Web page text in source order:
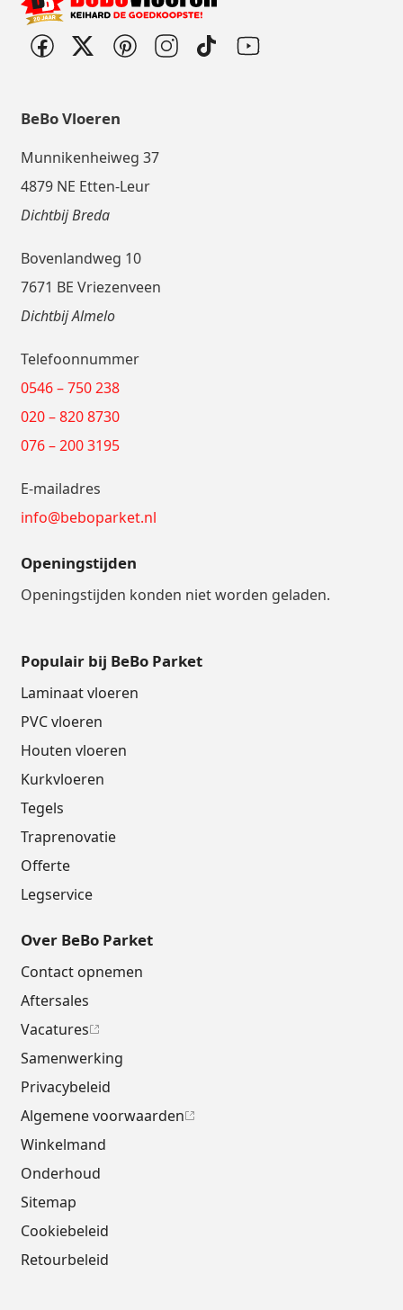
BeBo Vloeren
Munnikenheiweg 37
4879 NE Etten-Leur
Dichtbij Breda
Bovenlandweg 10
7671 BE Vriezenveen
Dichtbij Almelo
Telefoonnummer
0546 – 750 238
020 – 820 8730
076 – 200 3195
E-mailadres
info@beboparket.nl
Openingstijden
Openingstijden konden niet worden geladen.
Populair bij BeBo Parket
Laminaat vloeren
PVC vloeren
Houten vloeren
Kurkvloeren
Tegels
Traprenovatie
Offerte
Legservice
Over BeBo Parket
Contact opnemen
Aftersales
Vacatures
Samenwerking
Privacybeleid
Algemene voorwaarden
Winkelmand
Onderhoud
Sitemap
Cookiebeleid
Retourbeleid